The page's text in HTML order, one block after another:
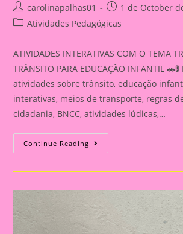
Post
author:
carolinapalhas01
Post
published:
1 de October
PostAtividades Pedagógicas
ATIVIDADES INTERATIVAS COM O TEMA
TRÂNSITO PARA EDUCAÇÃO INFANTIL
atividades sobre trânsito, educação
interativas, meios de transporte, regras
cidadania, BNCC, atividades lúdicas,…
Continue Reading ATIVIDADE
INTERATIVA
O
E
TRÂNSITO
PARA
EDUCAÇÃO
INFANTIL